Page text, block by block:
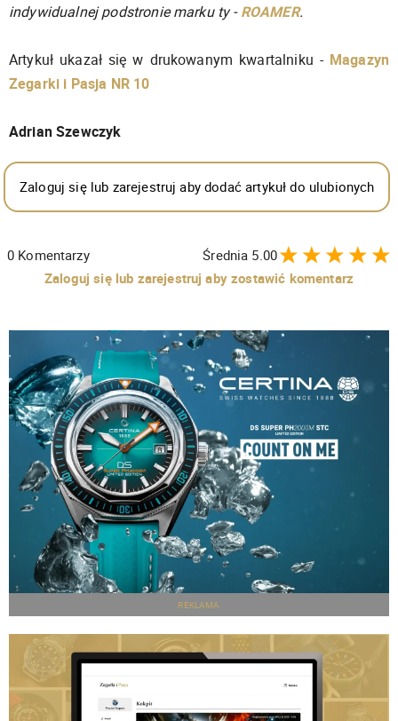
indywidualnej podstronie marku ty -ROAMER.
Artykuł ukazał się w drukowanym kwartalniku - Magazyn
Zegarki i Pasja NR 10
Adrian Szewczyk
Zaloguj się lub zarejestruj aby dodać artykuł do ulubionych
0 Komentarzy Średnia 5.00
Zaloguj się lub zarejestruj aby zostawić komentarz
REKLAMA